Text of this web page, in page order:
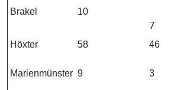
Brakel 10
7
Höxter 58 46
Marienmünster 9 3